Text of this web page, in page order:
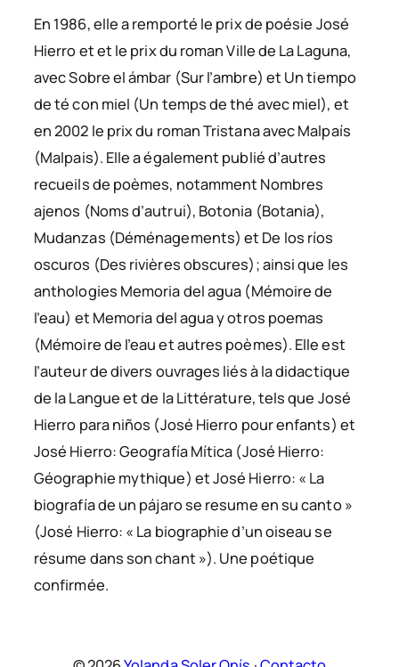
En 1986, elle a remporté le prix de poésie José
Hierroet et le prix du romanVille de La Laguna,
avecSobre el ámbar (Sur l’ambre) et Un tiempo
de té con miel (Un temps de thé avec miel), et
en 2002 le prix du romanTristanaavecMalpaís
(Malpais). Elle a également publié d’autres
recueils de poèmes, notamment Nombres
ajenos (Noms d’autrui), Botonia (Botania),
Mudanzas (Déménagements) et De los ríos
oscuros (Des rivières obscures); ainsi que les
anthologies Memoria del agua (Mémoire de
l’eau) et Memoria del agua y otros poemas
(Mémoire de l’eau et autres poèmes). Elle est
l’auteur de divers ouvrages liés à la didactique
de la Langue et de la Littérature, tels que José
Hierro para niños (José Hierro pour enfants) et
José Hierro: Geografía Mítica (José Hierro:
Géographie mythique) etJosé Hierro: « La
biografía de un pájaro se resume en su canto »
(José Hierro: « La biographie d’un oiseau se
résume dans son chant »). Une poétique
confirmée.